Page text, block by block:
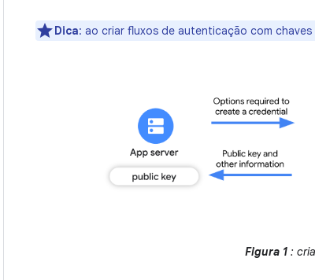
Dica: ao criar fluxos de autenticação com
Figura 1 :